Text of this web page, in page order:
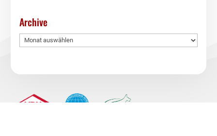
Archive
Archive